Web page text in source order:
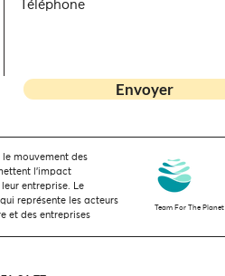
Téléphone
Envoyer
le mouvement des
l’impact
entreprise. Le
représente les acteurs
et des entreprises
Team For The Planet